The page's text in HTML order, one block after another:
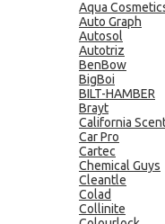
Aqua
Auto Graph
Autosol
Autotriz
BenBow
BigBoi
BILT-HAMBER
Brayt
California
Car Pro
Cartec
Chemical Guys
Cleantle
Colad
Collinite